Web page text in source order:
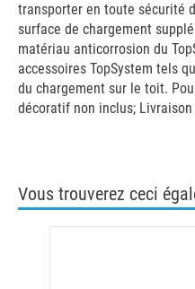
transporter en toute sécurité
surface de chargement
matériau anticorrosion du
accessoires TopSystem tels
du chargement sur le toit.
décoratif non inclus;
Vous trouverez ceci